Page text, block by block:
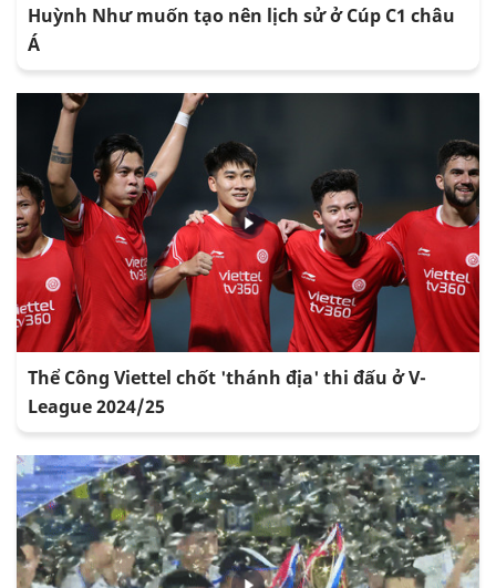
Huỳnh Như muốn tạo nên lịch sử ở Cúp C1 châu
Á
Thể Công Viettel chốt 'thánh địa' thi đấu ở V-
League 2024/25